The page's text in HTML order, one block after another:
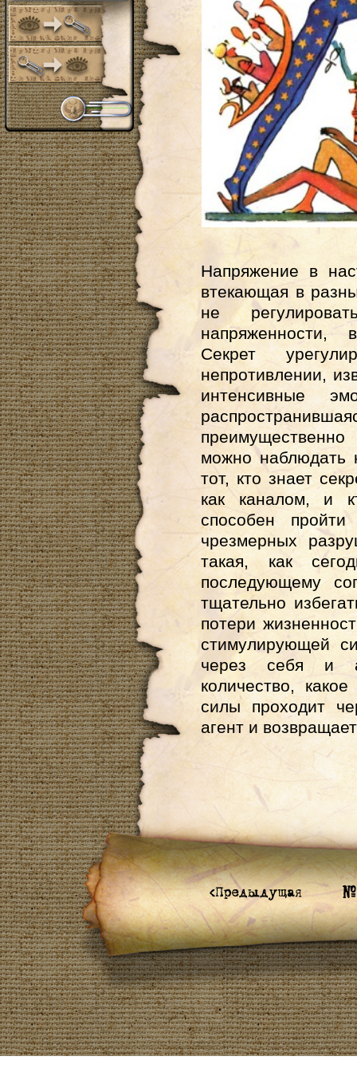
Напряжение в
втекающая в
не
напряженности,
Секрет
непротивлении,
интенсивные
можно наблюдать
тот, кто знает
как каналом, и
способен
чрезмерных
такая, как
последующему
тщательно
потери
стимулирующей
через себя и
количество,
силы проходит
агент и